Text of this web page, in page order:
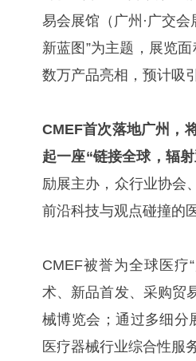
易会展馆（广州·广交
新蓝图”为主题，展览
数万产品亮相，预计吸
CMEF首次落地广州，
起一座“链接全球，辐
励展主办，众行业协会
前沿科技与观点碰撞的
CMEF被誉为全球医疗
术、新品首发、采购贸
械博览会；通过多细分
医疗器械行业综合性服